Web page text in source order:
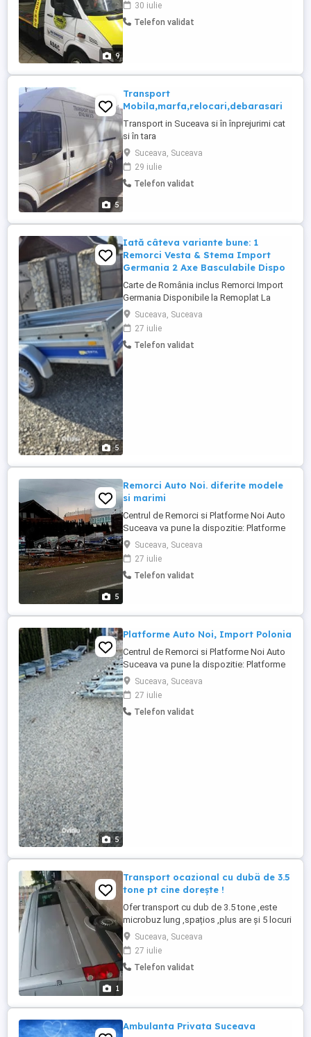
9
30 iulie
Telefon validat
5
Transport
Mobila,marfa,relocari,debarasari
Transport in Suceava si în înprejurimi cat
si în tara
mobila,marfa,relocari,debarasari.Microbuz
3,5tone,super lung si inalt cu experienta in
caratul mobilei.Pretul se discuta telefonic
si e in functie de distanta ,volum,etaj,cu
Suceava, Suceava
29 iulie
Telefon validat
5
Iată câteva variante bune: 1
Remorci Vesta & Stema Import
Germania 2 Axe Basculabile Dispo
Carte de România inclus Remorci Import
Germania Disponibile la Remoplat La
Remoplat îți punem la dispoziție o gamă
variată de remorci de calitate, aduse din
Germania, ideale pentru transport marfă,
materiale sau utilaje. Fiabile, robuste și
Suceava, Suceava
27 iulie
Telefon validat
5
Remorci Auto Noi. diferite modele
si marimi
Centrul de Remorci si Platforme Noi Auto
Suceava va pune la dispozitie: Platforme
auto noi, model Gala Taurus, import
Polonia, disponibile imediat. Posibilitate
de achiziție în rate prin partenerii noștri:
TBI Bank și UniCredit Bank Dimensiuni
Suceava, Suceava
27 iulie
Telefon validat
5
Platforme Auto Noi, Import Polonia
Centrul de Remorci si Platforme Noi Auto
Suceava va pune la dispozitie: Platforme
auto noi, model Gala Taurus, import
Polonia, disponibile imediat. Posibilitate
de achiziție în rate prin partenerii noștri:
TBI Bank și UniCredit Bank Dimensiuni
Suceava, Suceava
27 iulie
Telefon validat
1
Transport ocazional cu dubä de 3.5
tone pt cine doreşte !
Ofer transport cu dub de 3.5 tone ,este
microbuz lung ,spațios ,plus are şi 5 locuri
pt persoane ,...!
Suceava, Suceava
27 iulie
Telefon validat
Ambulanta Privata Suceava